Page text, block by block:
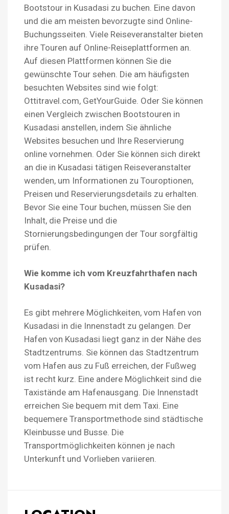
Bootstour in Kusadasi zu buchen. Eine davon
und die am meisten bevorzugte sind Online-
Buchungsseiten. Viele Reiseveranstalter bieten
ihre Touren auf Online-Reiseplattformen an.
Auf diesen Plattformen können Sie die
gewünschte Tour sehen. Die am häufigsten
besuchten Websites sind wie folgt:
Ottitravel.com, GetYourGuide. Oder Sie können
einen Vergleich zwischen Bootstouren in
Kusadasi anstellen, indem Sie ähnliche
Websites besuchen und Ihre Reservierung
online vornehmen. Oder Sie können sich direkt
an die in Kusadasi tätigen Reiseveranstalter
wenden, um Informationen zu Touroptionen,
Preisen und Reservierungsdetails zu erhalten.
Bevor Sie eine Tour buchen, müssen Sie den
Inhalt, die Preise und die
Stornierungsbedingungen der Tour sorgfältig
prüfen.
Wie komme ich vom Kreuzfahrthafen nach
Kusadasi?
Es gibt mehrere Möglichkeiten, vom Hafen von
Kusadasi in die Innenstadt zu gelangen. Der
Hafen von Kusadasi liegt ganz in der Nähe des
Stadtzentrums. Sie können das Stadtzentrum
vom Hafen aus zu Fuß erreichen, der Fußweg
ist recht kurz. Eine andere Möglichkeit sind die
Taxistände am Hafenausgang. Die Innenstadt
erreichen Sie bequem mit dem Taxi. Eine
bequemere Transportmethode sind städtische
Kleinbusse und Busse. Die
Transportmöglichkeiten können je nach
Unterkunft und Vorlieben variieren.